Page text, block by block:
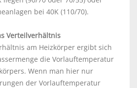
bei 40K (110/70).
Verteilverhältnis
am Heizkörper ergibt sich
die Vorlauftemperatur
Wenn man hier nur
der Vorlauftemperatur